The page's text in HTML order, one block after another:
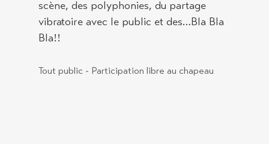
scène, des polyphonies, du partage
vibratoire avec le public et des…Bla Bla
Bla!!
Tout public - Participation libre au chapeau